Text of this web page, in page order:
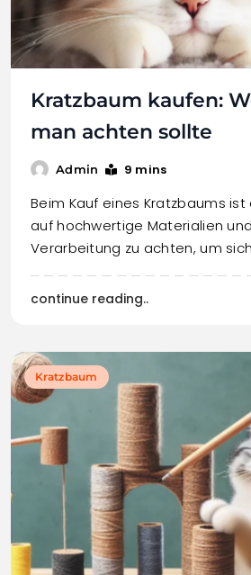
Kratzbaum kaufen:
man achten sollte
Admin 9 mins
Beim Kauf eines Kratzbaums ist
auf hochwertige Materialien
Verarbeitung zu achten, um
continue reading..
Kratzbaum